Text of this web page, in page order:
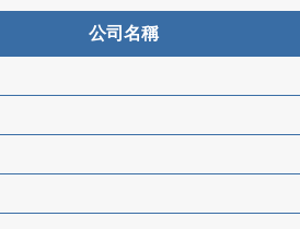
公司名稱